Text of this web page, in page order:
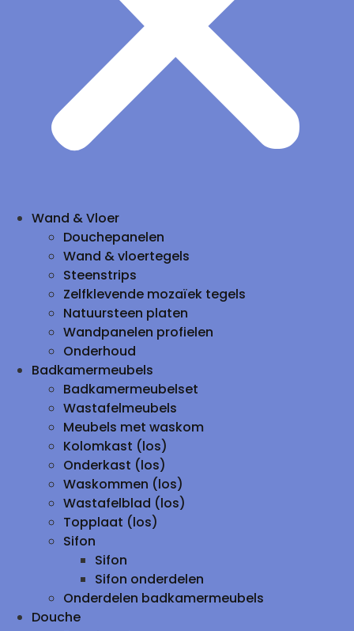
Wand & Vloer
Douchepanelen
Wand & vloertegels
Steenstrips
Zelfklevende mozaïek tegels
Natuursteen platen
Wandpanelen profielen
Onderhoud
Badkamermeubels
Badkamermeubelset
Wastafelmeubels
Meubels met waskom
Kolomkast (los)
Onderkast (los)
Waskommen (los)
Wastafelblad (los)
Topplaat (los)
Sifon
Sifon
Sifon onderdelen
Onderdelen badkamermeubels
Douche